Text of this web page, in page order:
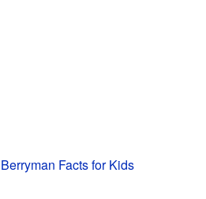
Facts for Kids